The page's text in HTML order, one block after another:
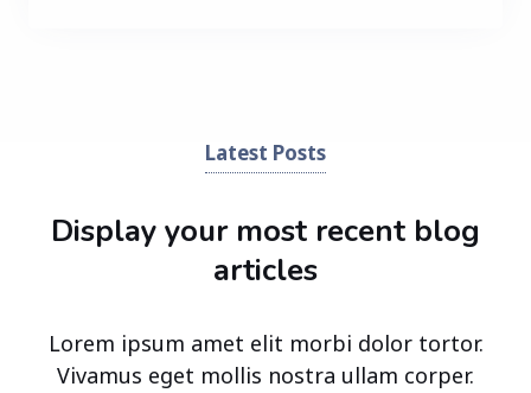
Latest Posts
Display your most recent blog
articles
Lorem ipsum amet elit morbi dolor tortor.
Vivamus eget mollis nostra ullam corper.